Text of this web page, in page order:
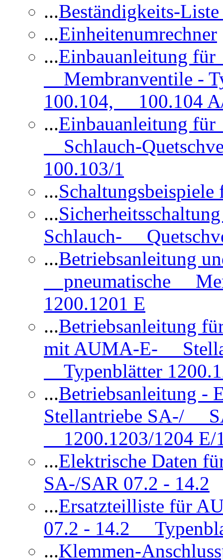
...Beständigkeits-
...Einheitenumrechner
...Einbauanleitung
Membranventile -
100.104, 100.104
...Einbauanleitung
Schlauch-
100.103/1
...
...
Schlauch-
...Betriebsanleitung
pneumatische
1200.1201 E
...Betriebsanleitung
mit AUMA-E-
Typenblätter
...Betriebsanleitung
Stellantriebe SA-/
1200.1203/1204 E/
...Elektrische Daten
SA-/SAR 07.2 - 14.2
...Ersatzteilliste für
07.2 - 14.2
...Klemmen-